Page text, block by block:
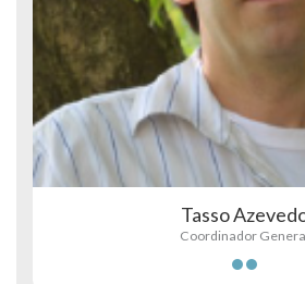
Tasso
Coordinador